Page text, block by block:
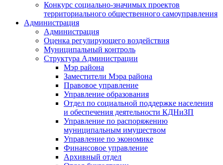
Конкурс социально-значимых проектов
территориального общественного самоуправления
Администрация
Администрация
Оценка регулирующего воздействия
Муниципальный контроль
Структура Администрации
Мэр района
Заместители Мэра района
Правовое управление
Управление образования
Отдел по социальной поддержке населения
и обеспечения деятельности КДНиЗП
Управление по распоряжению
муниципальным имуществом
Управление по экономике
Финансовое управление
Архивный отдел